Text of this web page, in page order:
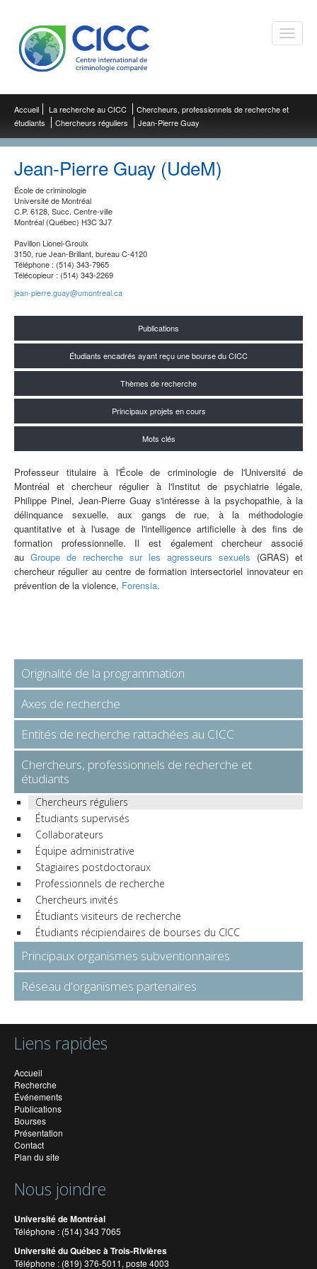
Toggle
Accueil La recherche au CICC
Chercheurs, professionnels de recherche et
étudiants
Chercheurs réguliers Jean-Pierre Guay
Jean-Pierre Guay (UdeM)
École de criminologie
Université de Montréal
C.P. 6128, Succ. Centre-ville
Montréal (Québec) H3C 3J7
Pavillon Lionel-Groulx
3150, rue Jean-Brillant, bureau C-4120
Téléphone : (514) 343-7965
Télécopieur : (514) 343-2269
jean-pierre.guay@umontreal.ca
Publications
Étudiants encadrés ayant reçu une bourse du CICC
Thèmes de recherche
Principaux projets en cours
Mots clés
Professeur titulaire à l'École de criminologie de l'Université de
Montréal et chercheur régulier à l'Institut de psychiatrie légale,
Philippe Pinel, Jean-Pierre Guay s'intéresse à la psychopathie, à la
délinquance sexuelle, aux gangs de rue, à la méthodologie
quantitative et à l'usage de l'intelligence artificielle à des fins de
formation professionnelle. Il est également chercheur associé
au Groupe de recherche sur les agresseurs sexuels (GRAS) et
chercheur régulier aucentre de formation intersectoriel innovateur en
prévention de la violence, Forensia.
Originalité de la programmation
Axes de recherche
Entités de recherche rattachées au CICC
Chercheurs, professionnels de recherche et
étudiants
Chercheurs réguliers
Étudiants supervisés
Collaborateurs
Équipe administrative
Stagiaires postdoctoraux
Professionnels de recherche
Chercheurs invités
Étudiants visiteurs de recherche
Étudiants récipiendaires de bourses du CICC
Principaux organismes subventionnaires
Réseau d'organismes partenaires
Liens rapides
Accueil
Recherche
Événements
Publications
Bourses
Présentation
Contact
Plan du site
Nous joindre
Université de Montréal
Téléphone : (514) 343 7065
Université du Québec à Trois-Rivières
Téléphone : (819) 376-5011, poste 4003